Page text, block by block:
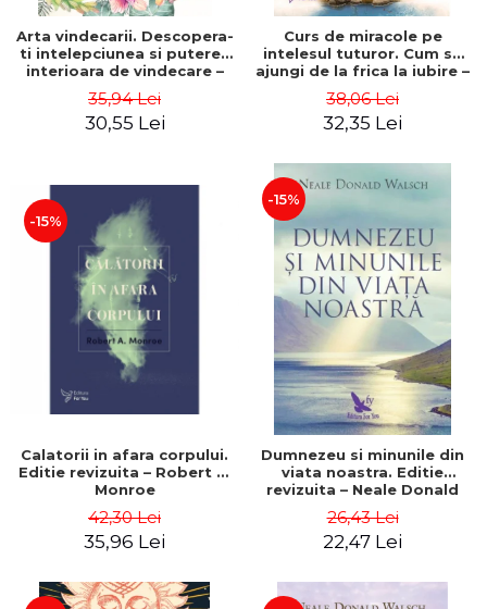
Arta vindecarii. Descopera-
ti intelepciunea si puterea
interioara de vindecare –
35,94 Lei
30,55 Lei
Curs de miracole pe
intelesul tuturor. Cum sa
ajungi de la frica la iubire –
38,06 Lei
32,35 Lei
-15%
Calatorii in afara corpului.
Editie revizuita – Robert A.
Monroe
42,30 Lei
35,96 Lei
-15%
Dumnezeu si minunile din
viata noastra. Editie
revizuita – Neale Donald
26,43 Lei
22,47 Lei